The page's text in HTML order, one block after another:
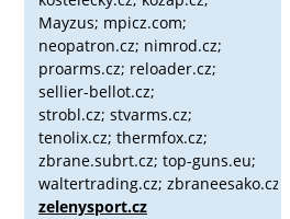
Mayzus; mpicz.com;
neopatron.cz; nimrod.cz;
proarms.cz; reloader.cz;
sellier-bellot.cz;
strobl.cz; stvarms.cz;
tenolix.cz; thermfox.cz;
zbrane.subrt.cz; top-guns.eu;
waltertrading.cz; zbraneesako.cz;
zelenysport.cz